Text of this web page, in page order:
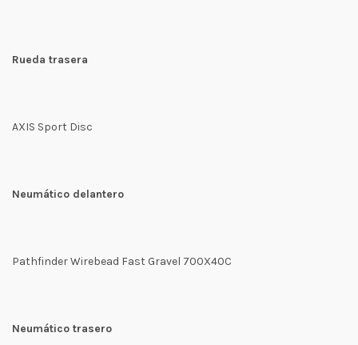
Rueda trasera
AXIS Sport Disc
Neumático delantero
Pathfinder Wirebead Fast Gravel 700X40C
Neumático trasero